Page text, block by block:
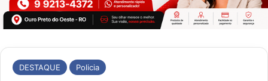
DESTAQUE Policia